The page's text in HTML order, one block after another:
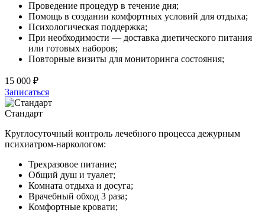
Проведение процедур в течение дня;
Помощь в создании комфортных условий для отдыха;
Психологическая поддержка;
При необходимости — доставка диетического питания
или готовых наборов;
Повторные визиты для мониторинга состояния;
15 000 ₽
Записаться
Стандарт
Круглосуточный контроль лечебного процесса дежурным
психиатром-наркологом:
Трехразовое питание;
Общий душ и туалет;
Комната отдыха и досуга;
Врачебный обход 3 раза;
Комфортные кровати;